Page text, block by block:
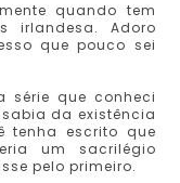
quando tem
irlandesa. Adoro
que pouco sei
série que conheci
da existência
tenha escrito que
um sacrilégio
pelo primeiro.